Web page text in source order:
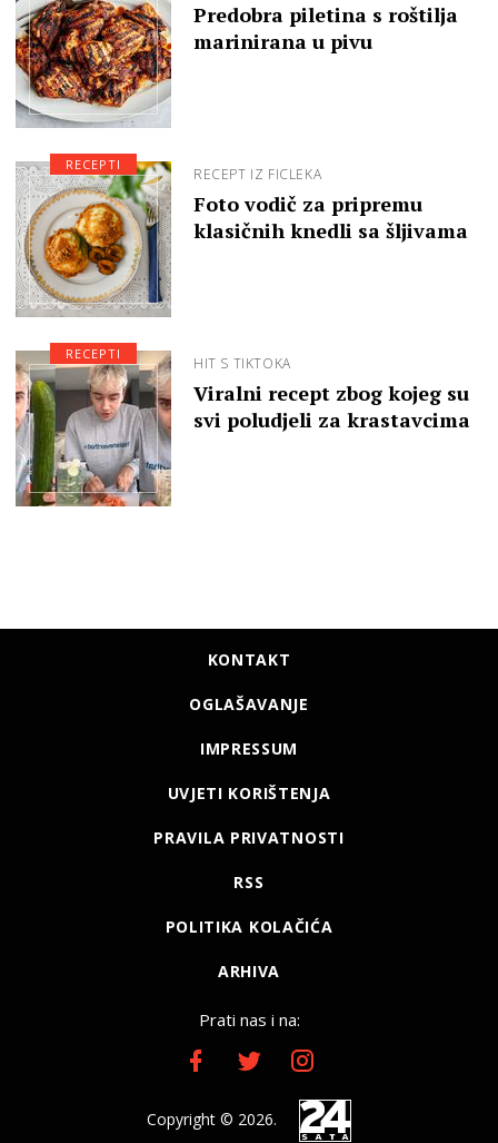
Predobra piletina s roštilja
marinirana u pivu
RECEPT IZ FICLEKA
Foto vodič za pripremu
klasičnih knedli sa šljivama
RECEPTI
HIT S TIKTOKA
Viralni recept zbog kojeg su
svi poludjeli za krastavcima
RECEPTI
KONTAKT
OGLAŠAVANJE
IMPRESSUM
UVJETI KORIŠTENJA
PRAVILA PRIVATNOSTI
RSS
POLITIKA KOLAČIĆA
ARHIVA
Prati nas i na:
Copyright © 2026.